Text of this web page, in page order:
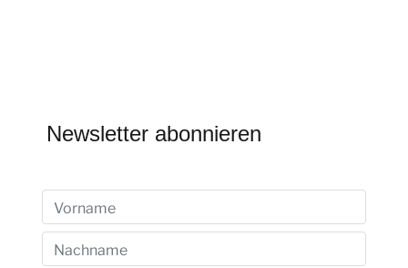
Newsletter abonnieren